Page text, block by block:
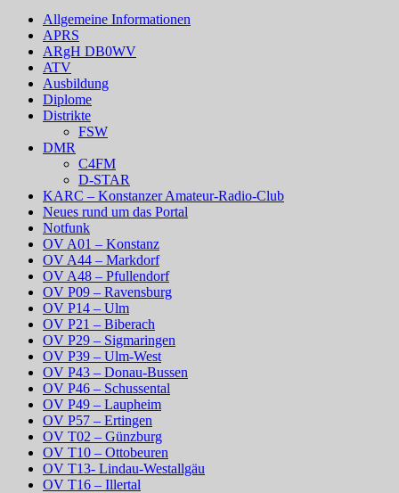
Allgemeine Informationen
APRS
ARgH DB0WV
ATV
Ausbildung
Diplome
Distrikte
FSW
DMR
C4FM
D-STAR
KARC – Konstanzer Amateur-Radio-Club
Neues rund um das Portal
Notfunk
OV A01 – Konstanz
OV A44 – Markdorf
OV A48 – Pfullendorf
OV P09 – Ravensburg
OV P14 – Ulm
OV P21 – Biberach
OV P29 – Sigmaringen
OV P39 – Ulm-West
OV P43 – Donau-Bussen
OV P46 – Schussental
OV P49 – Laupheim
OV P57 – Ertingen
OV T02 – Günzburg
OV T10 – Ottobeuren
OV T13- Lindau-Westallgäu
OV T16 – Illertal